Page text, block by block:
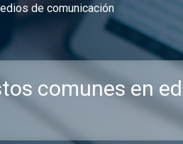
de comunicación
comunes en